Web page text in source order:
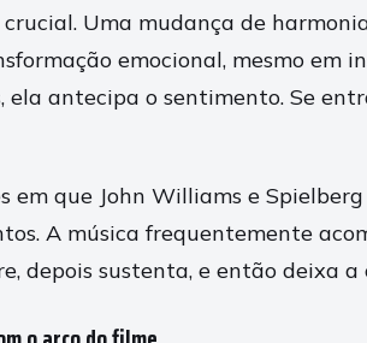
Uma mudança de
emocional, mesmo em
ela antecipa o sentimento. Se
em que John Williams e
A música frequentemente
depois sustenta, e então deixa a